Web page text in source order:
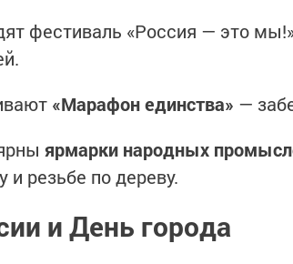
фестиваль «Россия — это
«Марафон единства» —
ярмарки народных
и резьбе по дереву.
и День города